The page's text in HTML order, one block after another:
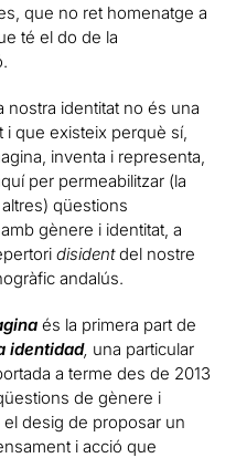
que no ret homenatge a
té el do de la
nostra identitat no és una
i que existeix perquè sí,
inventa i representa,
per permeabilitzar (la
qüestions
gènere i identitat, a
disidentdel nostre
andalús.
és la primera part de
identidad, una particular
a terme des de 2013
de gènere i
el desig de proposar un
i acció que